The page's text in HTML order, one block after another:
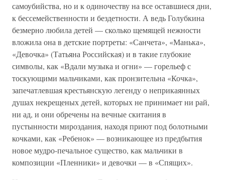
самоубийства, но и к одиночеству на все оставшиеся дни,
к бессемейственности и бездетности. А ведь Голубкина
безмерно любила детей — сколько щемящей нежности
вложила она в детские портреты: «Санчета», «Манька»,
«Девочка» (Татьяна Российская) и в такие глубокие
символы, как «Вдали музыка и огни» — горельеф с
тоскующими мальчиками, как пронзительна «Кочка»,
запечатлевшая крестьянскую легенду о неприкаянных
душах некрещеных детей, которых не принимает ни рай,
ни ад, и они обречены на вечные скитания в
пустынности мироздания, находя приют под болотными
кочками, как «Ребенок» — возникающее из предбытия
новое мудро-печальное существо, как мальчики в
композиции «Пленники» и девочки — в «Спящих».